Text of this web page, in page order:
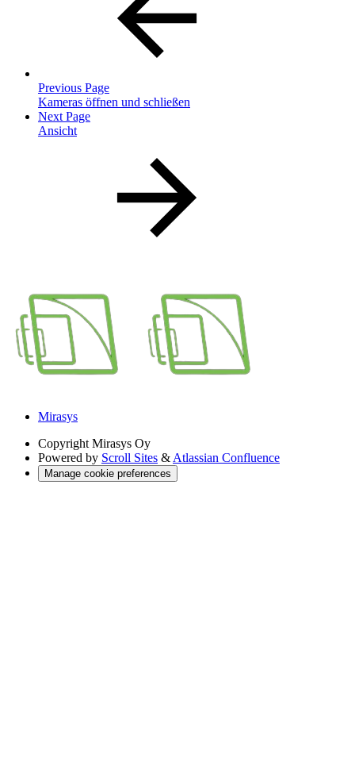
Previous Page
Kameras öffnen und schließen
Next Page
Ansicht
Mirasys
Copyright Mirasys Oy
Powered by Scroll Sites & Atlassian Confluence
Manage cookie preferences